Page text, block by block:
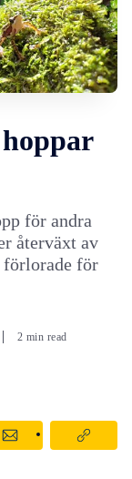
för andra
återväxt av
förlorade för
2 min read